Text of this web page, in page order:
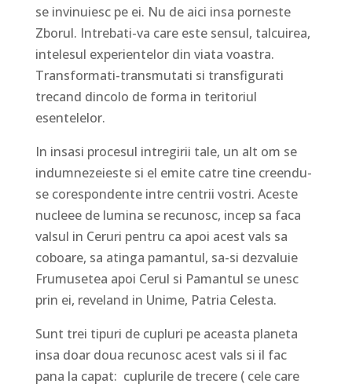
se invinuiesc pe ei. Nu de aici insa porneste
Zborul. Intrebati-va care este sensul, talcuirea,
intelesul experientelor din viata voastra.
Transformati-transmutati si transfigurati
trecand dincolo de forma in teritoriul
esentelelor.
In insasi procesul intregirii tale, un alt om se
indumnezeieste si el emite catre tine creendu-
se corespondente intre centrii vostri. Aceste
nucleee de lumina se recunosc, incep sa faca
valsul in Ceruri pentru ca apoi acest vals sa
coboare, sa atinga pamantul, sa-si dezvaluie
Frumusetea apoi Cerul si Pamantul se unesc
prin ei, reveland in Unime, Patria Celesta.
Sunt trei tipuri de cupluri pe aceasta planeta
insa doar doua recunosc acest vals si il fac
pana la capat: cuplurile de trecere ( cele care